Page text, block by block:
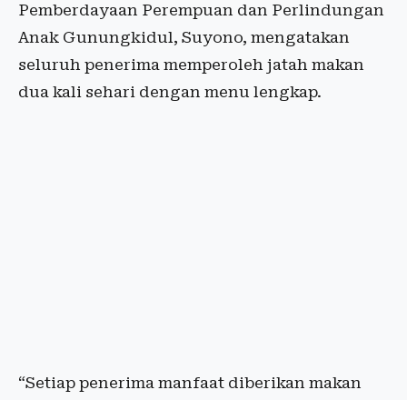
Pemberdayaan Perempuan dan Perlindungan
Anak Gunungkidul, Suyono, mengatakan
seluruh penerima memperoleh jatah makan
dua kali sehari dengan menu lengkap.
“Setiap penerima manfaat diberikan makan